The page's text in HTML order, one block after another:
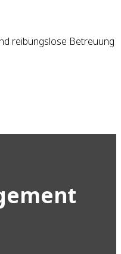
reibungslose Betreuung